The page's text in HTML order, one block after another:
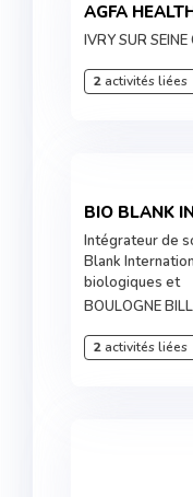
AGFA
IVRY SUR
2activités liées
BIO BLANK
Intégrateur de
Blank
biologiques et
BOULOGNE
2activités liées